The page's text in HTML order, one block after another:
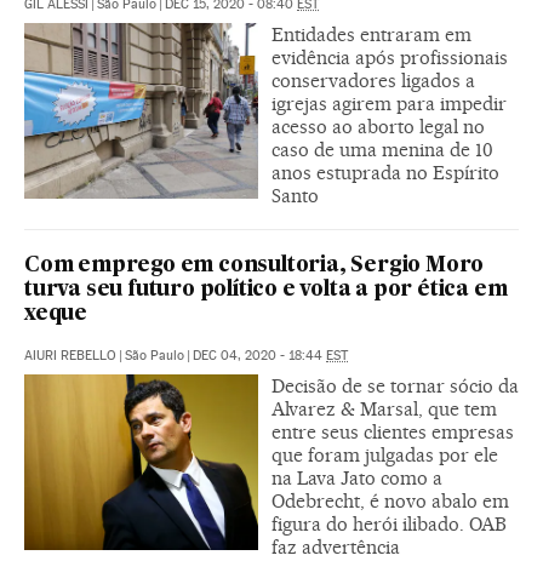
GIL ALESSI São Paulo DEC 15, 2020 - 08:40 EST
Entidades entraram em
evidência após profissionais
conservadores ligados a
igrejas agirem para impedir
acesso ao aborto legal no
caso de uma menina de 10
anos estuprada no Espírito
Santo
Com emprego em consultoria, Sergio Moro
turva seu futuro político e volta a por ética em
xeque
AIURI REBELLO São Paulo DEC 04, 2020 - 18:44 EST
Decisão de se tornar sócio da
Alvarez & Marsal, que tem
entre seus clientes empresas
que foram julgadas por ele
na Lava Jato como a
Odebrecht, é novo abalo em
figura do herói ilibado. OAB
faz advertência